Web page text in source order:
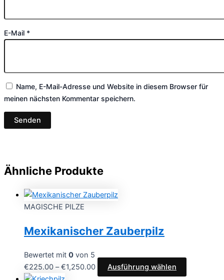
E-Mail *
Name, E-Mail-Adresse und Website in diesem Browser für
meinen nächsten Kommentar speichern.
Ähnliche Produkte
MAGISCHE PILZE
Mexikanischer Zauberpilz
Bewertet mit 0 von 5
€225.00 –€1,250.00 Ausführung wählen